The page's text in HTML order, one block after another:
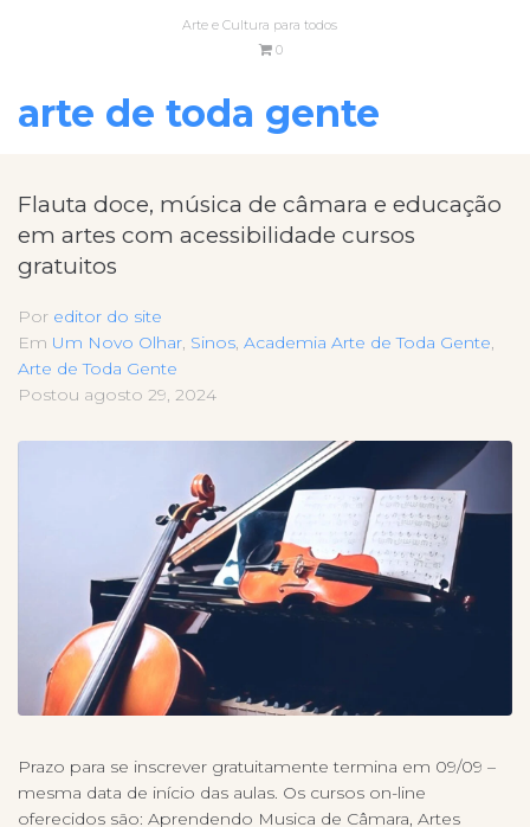
Arte e Cultura para todos
0
arte de toda gente
Flauta doce, música de câmara e educação
em artes com acessibilidade cursos
gratuitos
Por editor do site
Em Um Novo Olhar, Sinos, Academia Arte de Toda Gente,
Arte de Toda Gente
Postou agosto 29, 2024
Prazo para se inscrever gratuitamente termina em 09/09 –
mesma data de início das aulas. Os cursos on-line
oferecidos são: Aprendendo Musica de Câmara, Artes